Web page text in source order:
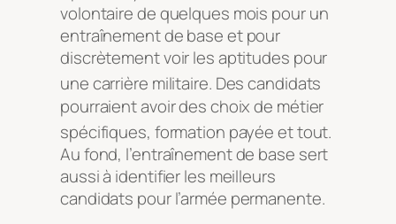
volontaire de quelques mois pour un
entraînement de base et pour
discrètement voir les aptitudes pour
une carrière militaire. Des candidats
pourraient avoir des choix de métier
spécifiques, formation payée et tout.
Au fond, l’entraînement de base sert
aussi à identifier les meilleurs
candidats pour l’armée permanente.